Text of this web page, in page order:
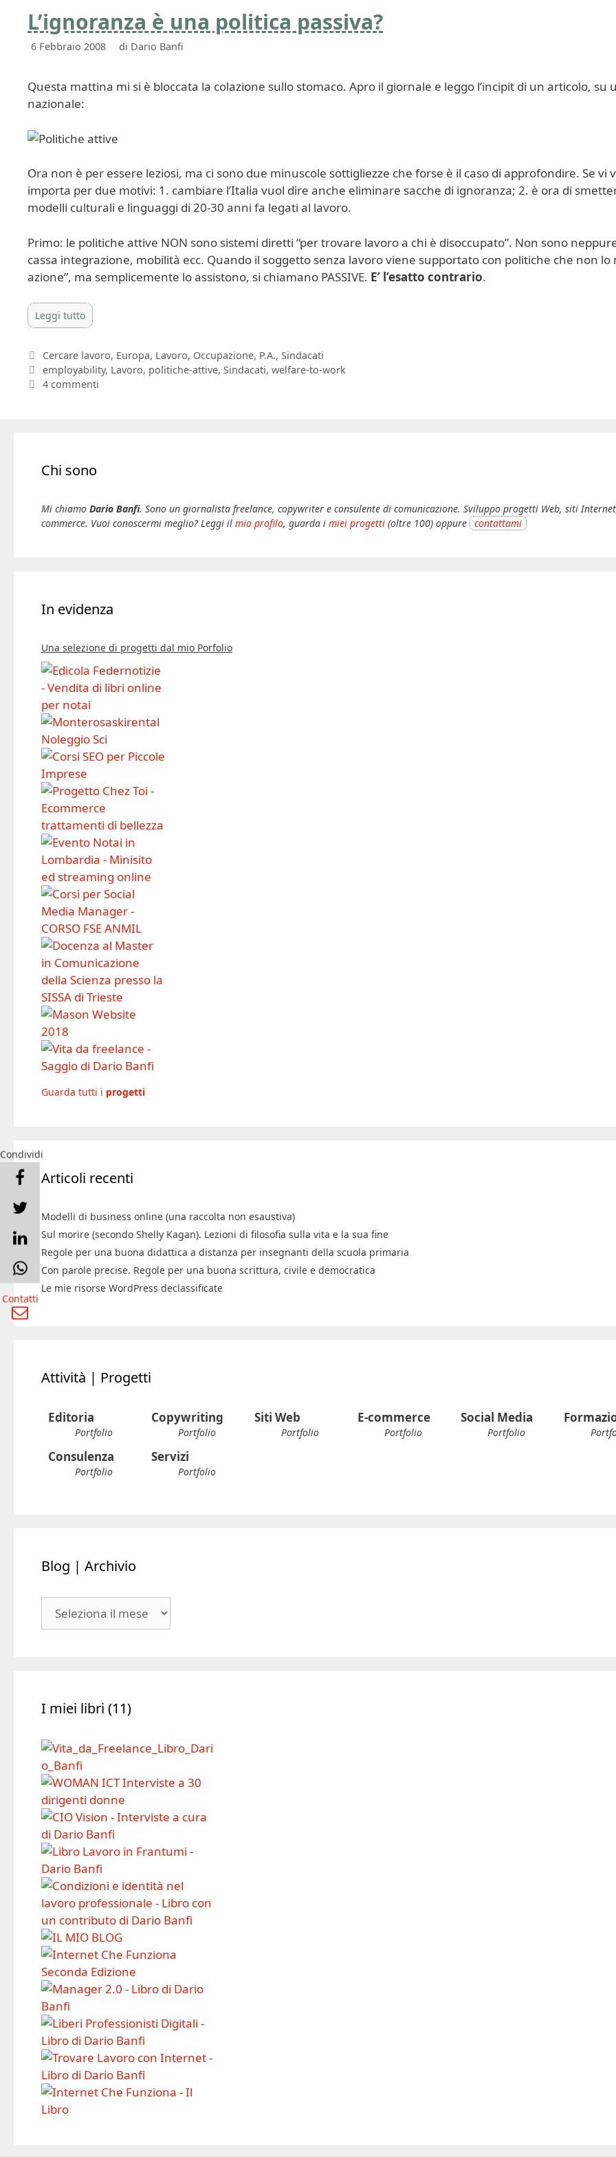
L’ignoranza è una politica passiva?
6 Febbraio 2008 di Dario Banfi
Questa mattina mi si è bloccata la colazione sullo stomaco. Apro il giornale e leggo l’incipit di un articolo, su
nazionale:
Ora non è per essere leziosi, ma ci sono due minuscole sottigliezze che forse è il caso di approfondire. Se vi
importa per due motivi: 1. cambiare l’Italia vuol dire anche eliminare sacche di ignoranza; 2. è ora di
modelli culturali e linguaggi di 20-30 anni fa legati al lavoro.
Primo: le politiche attive NON sono sistemi diretti “per trovare lavoro a chi è disoccupato”. Non sono
cassa integrazione, mobilità ecc. Quando il soggetto senza lavoro viene supportato con politiche che non lo
azione”, ma semplicemente lo assistono, si chiamano PASSIVE. E’ l’esatto contrario.
Leggi tutto
Categorie
Cercare lavoro, Europa, Lavoro, Occupazione, P.A., Sindacati
Tag
employability, Lavoro, politiche-attive, Sindacati, welfare-to-work
4 commenti
Chi sono
Mi chiamo Dario Banfi. Sono un giornalista freelance, copywriter e consulente di comunicazione. Sviluppo progetti Web, siti
commerce. Vuoi conoscermi meglio? Leggi il mio profilo, guarda i miei progetti (oltre 100) oppure contattami
In evidenza
Una selezione di progetti dal mio Porfolio
Guarda tutti i progetti
Articoli recenti
Modelli di business online (una raccolta non esaustiva)
Sul morire (secondo Shelly Kagan). Lezioni di filosofia sulla vita e la sua fine
Regole per una buona didattica a distanza per insegnanti della scuola primaria
Con parole precise. Regole per una buona scrittura, civile e democratica
Le mie risorse WordPress declassificate
Attività | Progetti
Editoria
Portfolio
Copywriting
Portfolio
Siti Web
Portfolio
E-commerce
Portfolio
Social Media
Portfolio
Consulenza
Portfolio
Servizi
Portfolio
Blog | Archivio
I miei libri (11)
Condividi
Contatti